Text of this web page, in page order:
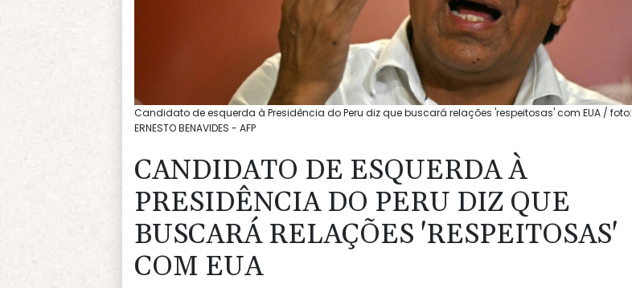
Candidato de esquerda à Presidência do Peru diz que buscará relações 'respeitosas' com EUA / foto:
ERNESTO BENAVIDES - AFP
CANDIDATO DE ESQUERDA À
PRESIDÊNCIA DO PERU DIZ QUE
BUSCARÁ RELAÇÕES 'RESPEITOSAS'
COM EUA